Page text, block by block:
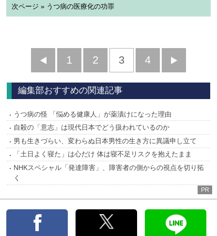
次ページ » うつ病の医療化の功罪
前
へ
1 2 3 4
へ
編集部おすすめの関連記事
うつ病の怪 「悩める健康人」が薬漬けになった理由
自殺の「意志」は現代日本でどう扱われているのか
男も生きづらい、変わらぬ日本男性の生き方に異議申し立て
「土日よく寝た」は心だけ 体は寝不足リスクを抱えたまま
NHKスペシャル「発達障害」、障害者の側からの視点を切り拓
く
PR